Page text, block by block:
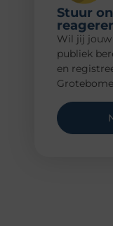
Stuur
Wil jij jouw
publiek
en